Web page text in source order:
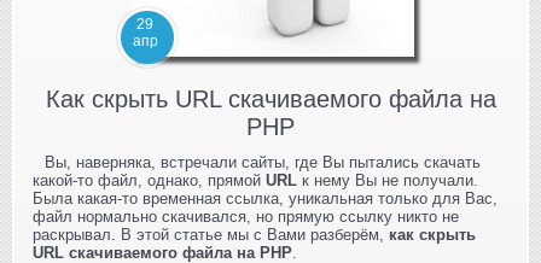
29
апр
Как скрыть URL скачиваемого файла на
PHP
Вы, наверняка, встречали сайты, где Вы пытались скачать
какой-то файл, однако, прямой URL к нему Вы не получали.
Была какая-то временная ссылка, уникальная только для Вас,
файл нормально скачивался, но прямую ссылку никто не
раскрывал. В этой статье мы с Вами разберём, как скрыть
URL скачиваемого файла на PHP